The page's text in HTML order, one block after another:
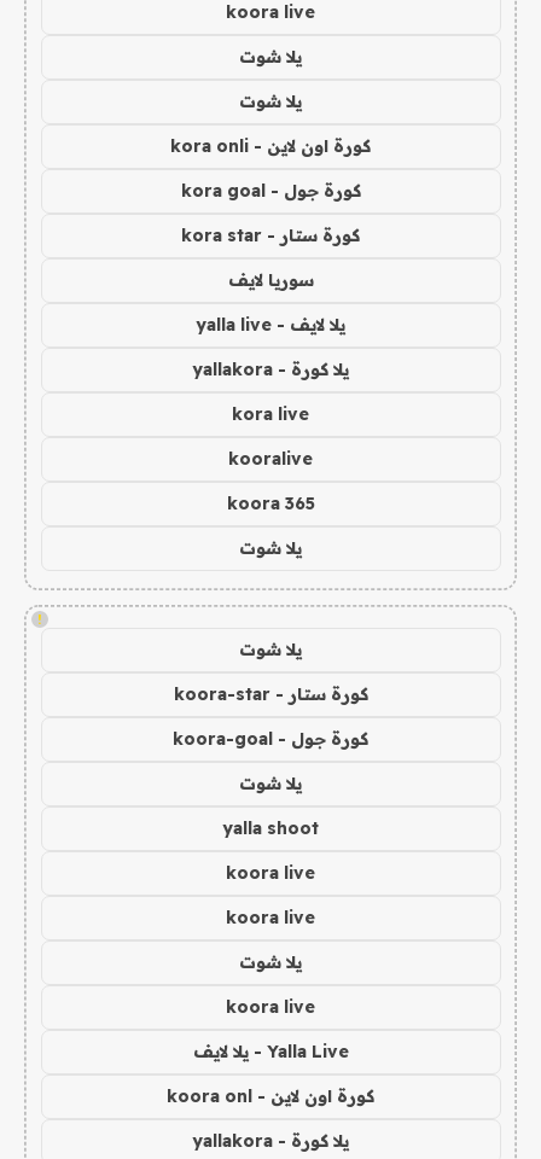
koora live
يلا شوت
يلا شوت
كورة اون لاين - kora onli
كورة جول - kora goal
كورة ستار - kora star
سوريا لايف
يلا لايف - yalla live
يلا كورة - yallakora
kora live
kooralive
koora 365
يلا شوت
!
يلا شوت
كورة ستار - koora-star
كورة جول - koora-goal
يلا شوت
yalla shoot
koora live
koora live
يلا شوت
koora live
Yalla Live - يلا لايف
كورة اون لاين - koora onl
يلا كورة - yallakora